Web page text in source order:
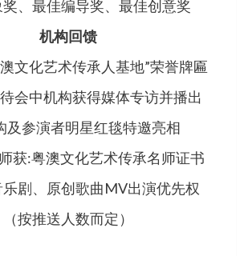
、最佳编导奖、最佳创意奖
机构回馈
文化艺术传承人基地”荣誉牌匾
会中机构获得媒体专访并播出
及参演者明星红毯特邀亮相
获:粤澳文化艺术传承名师证书
剧、原创歌曲MV出演优先权
（按推送人数而定）